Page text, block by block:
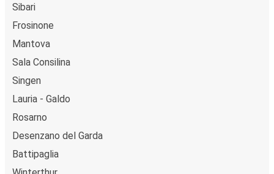
Sibari
Frosinone
Mantova
Sala Consilina
Singen
Lauria - Galdo
Rosarno
Desenzano del Garda
Battipaglia